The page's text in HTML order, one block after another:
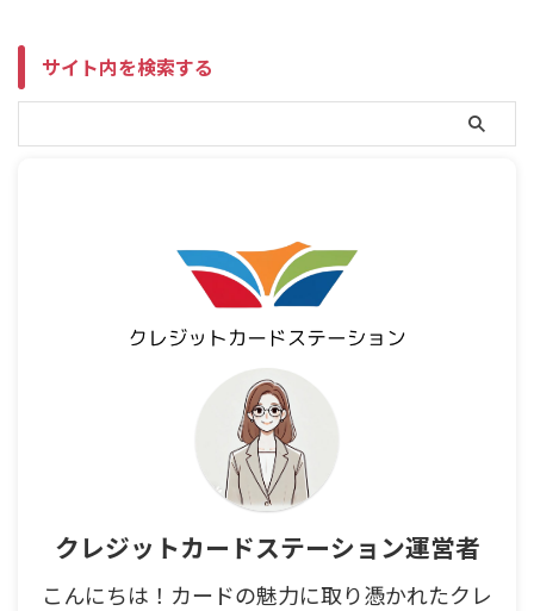
サイト内を検索する
クレジットカードステーション運営者
こんにちは！カードの魅力に取り憑かれたクレ